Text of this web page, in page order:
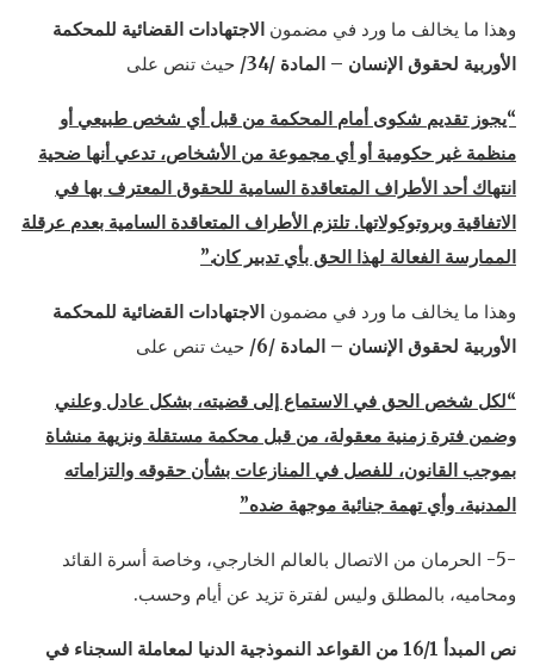
وهذا ما يخالف ما ورد في مضمون الاجتهادات القضائية للمحكمة
الأوربية لحقوق الإنسان – المادة /34/
حيث تنص على
“يجوز تقديم شكوى أمام المحكمة من قبل أي شخص طبيعي أو
منظمة غير حكومية أو أي مجموعة من الأشخاص، تدعي أنها ضحية
انتهاك أحد الأطراف المتعاقدة السامية للحقوق المعترف بها في
الاتفاقية وبروتوكولاتها. تلتزم الأطراف المتعاقدة السامية بعدم عرقلة
الممارسة الفعالة لهذا الحق بأي تدبير كان.”
وهذا ما يخالف ما ورد في مضمون الاجتهادات القضائية للمحكمة
الأوربية لحقوق الإنسان – المادة /6/
حيث تنص على
“لكل شخص الحق في الاستماع إلى قضيته، بشكل عادل وعلني
وضمن فترة زمنية معقولة، من قبل محكمة مستقلة ونزيهة منشاة
بموجب القانون، للفصل في المنازعات بشأن حقوقه والتزاماته
المدنية، وأي تهمة جنائية موجهة ضده”
-5- الحرمان من الاتصال بالعالم الخارجي، وخاصة أسرة القائد
ومحاميه، بالمطلق وليس لفترة تزيد عن أيام وحسب.
نص المبدأ 16/1
من القواعد النموذجية الدنيا لمعاملة السجناء في